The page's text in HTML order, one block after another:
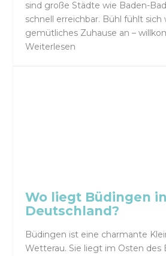
sind große Städte wie Baden-
schnell erreichbar. Bühl fühlt sich
gemütliches Zuhause an –
Weiterlesen
Wo liegt Büdingen in
Deutschland?
Büdingen ist eine charmante
Wetterau. Sie liegt im Osten des